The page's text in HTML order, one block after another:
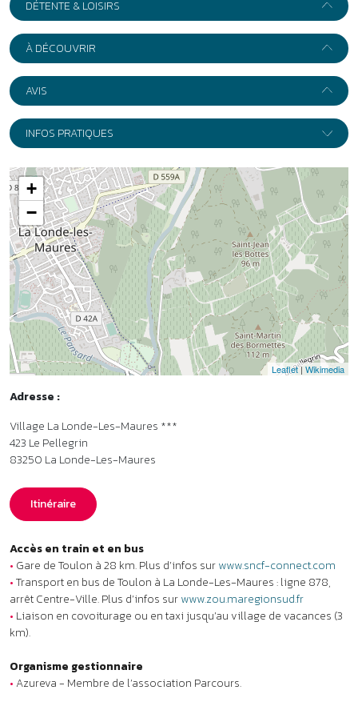
−
Leaflet|Wikimedia
Adresse :
Village La Londe-Les-Maures ***
423 Le Pellegrin
83250La Londe-Les-Maures
Itinéraire
Accès en train et en bus
•Gare de Toulon à 28 km. Plus d’infos surwww.sncf-connect.com
•Transport en bus de Toulon à La Londe-Les-Maures : ligne 878,
arrêt Centre-Ville. Plus d’infos sur
km).
Organisme gestionnaire
Labels et classements
surwww.atout-france.fr
• Label Accueil Vélo : France Vélo Tourisme. Plus d’infos sur
www.francevelotourisme.com
•Établissement disposant de logements adaptés aux personnes à
mobilité réduite (PMR).
•Chèques-Vacances ANCV acceptés.